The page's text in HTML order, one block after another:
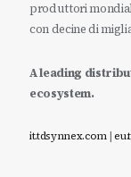
produttori
con decine di
A leading
ecosystem.
it.tdsynnex.com|